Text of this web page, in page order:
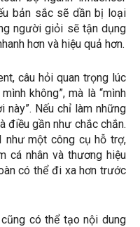
bản sắc sẽ dần bị loại
người giỏi sẽ tận dụng
hơn và hiệu quả hơn.
câu hỏi quan trọng lúc
không”, mà là “mình
Nếu chỉ làm những
điều gần như chắc chắn.
như một công cụ hỗ trợ,
cá nhân và thương hiệu
có thể đi xa hơn trước
có thể tạo nội dung